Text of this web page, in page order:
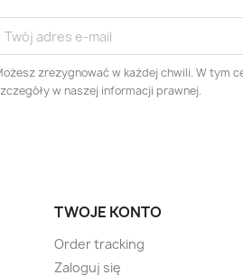
zrezygnować w każdej chwili. W tym
w naszej informacji prawnej.
TWOJE KONTO
Order tracking
Zaloguj się